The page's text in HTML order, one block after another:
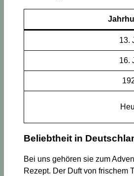
13.
16.
Beliebtheit in
Bei uns gehören sie zum
Rezept. Der Duft von frischem